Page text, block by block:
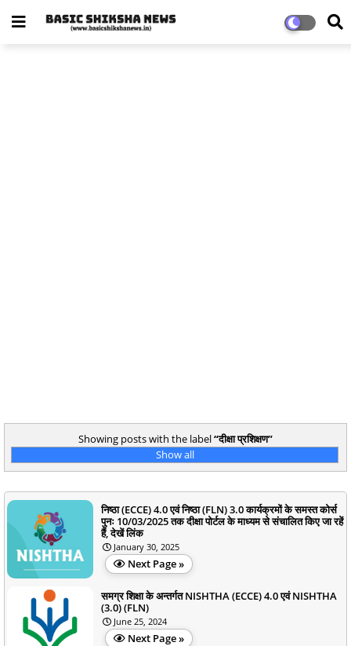
Showing posts with the label दीक्षा प्रशिक्षण
Show all
निष्ठा (ECCE) 4.0 एवं निष्ठा (FLN) 3.0 कार्यक्रमों के समस्त कोर्स
पुनः 10/03/2025 तक दीक्षा पोर्टल के माध्यम से संचालित किए जा रहें
हैं, देखें लिंक
January 30, 2025
Next Page »
समग्र शिक्षा के अन्तर्गत NISHTHA (ECCE) 4.0 एवं NISHTHA
(3.0) (FLN)
June 25, 2024
Next Page »